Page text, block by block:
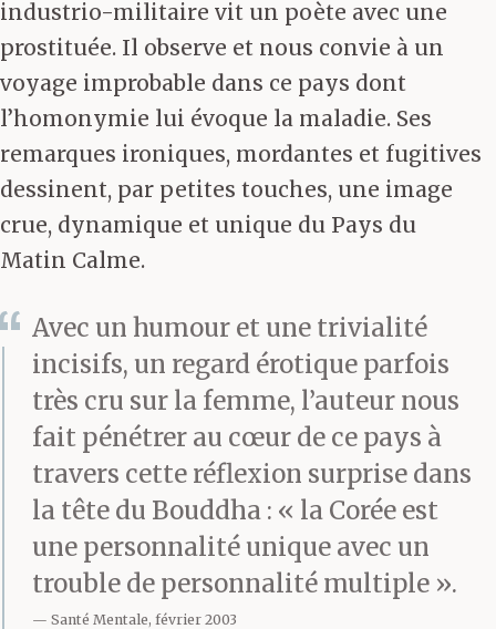
industrio-militaire vit un poète avec une
prostituée. Il observe et nous convie à un
voyage improbable dans ce pays dont
l’homonymie lui évoque la maladie. Ses
remarques ironiques, mordantes et fugitives
dessinent, par petites touches, une image
crue, dynamique et unique du Pays du
Matin Calme.
Avec un humour et une trivialité
incisifs, un regard érotique parfois
très cru sur la femme, l’auteur nous
fait pénétrer au cœur de ce pays à
travers cette réflexion surprise dans
la tête du Bouddha : « la Corée est
une personnalité unique avec un
trouble de personnalité multiple ».
Santé Mentale, février 2003